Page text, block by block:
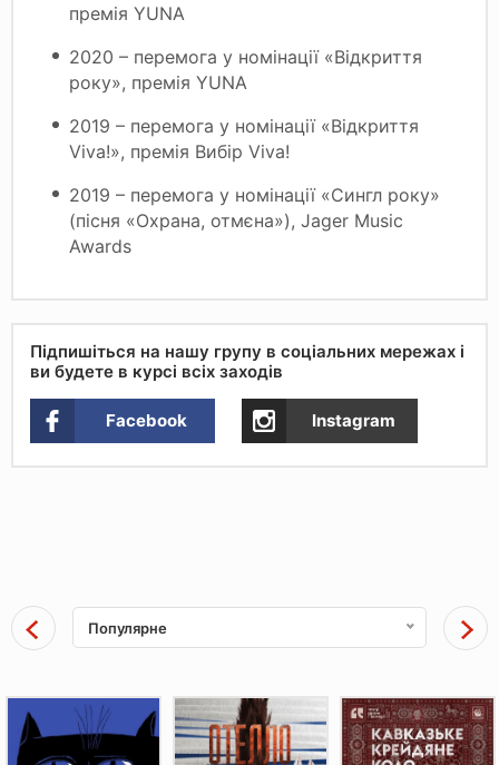
премія YUNA
2020 – перемога у номінації «Відкриття
року», премія YUNA
2019 – перемога у номінації «Відкриття
Viva!», премія Вибір Viva!
2019 – перемога у номінації «Сингл року»
(пісня «Охрана, отмєна»), Jager Music
Awards
Підпишіться на нашу групу в соціальних мережах і
ви будете в курсі всіх заходів
Facebook Instagram
Популярне